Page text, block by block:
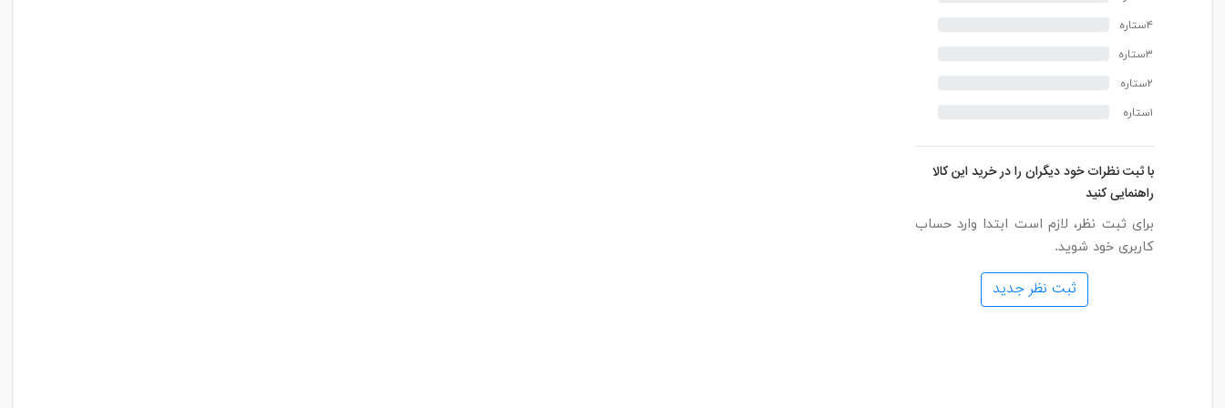
۴ستاره
۳ستاره
۲ستاره
۱ستاره
با ثبت نظرات خود دیگران را در خرید این کالا
راهنمایی کنید
برای ثبت نظر، لازم است ابتدا وارد حساب
کاربری خود شوید.
ثبت نظر جدید